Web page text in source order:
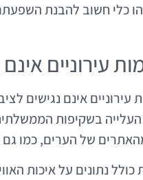
כלי חשוב להבנת השפעתם
עירוניים אינם נגישים
בשקיפות
מהאתרים של הערים, כמו
כולל נתונים על איכות